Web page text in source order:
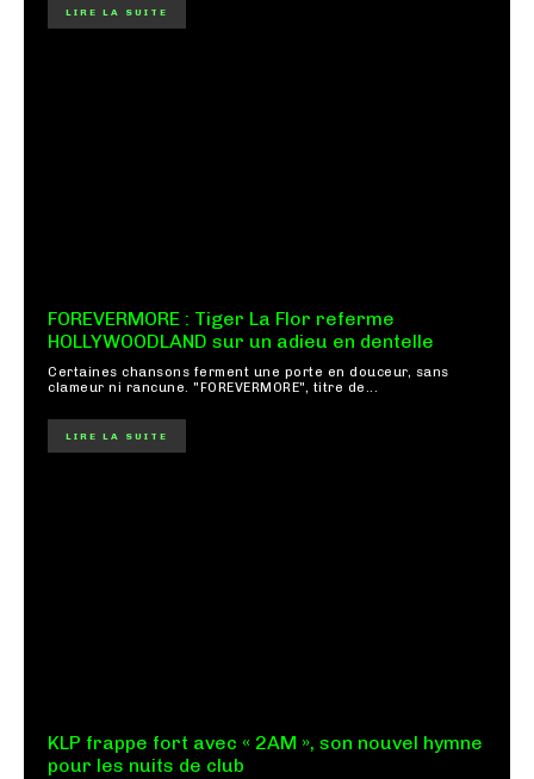
LIRE LA SUITE
FOREVERMORE : Tiger La Flor referme
HOLLYWOODLAND sur un adieu en dentelle
Certaines chansons ferment une porte en douceur, sans
clameur ni rancune. "FOREVERMORE", titre de...
LIRE LA SUITE
KLP frappe fort avec « 2AM », son nouvel hymne
pour les nuits de club